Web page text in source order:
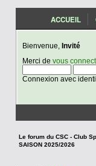
ACCUEIL
Bienvenue, Invité
Merci de vous
Connexion avec
Le forum du CSC - Club
SAISON 2025/2026